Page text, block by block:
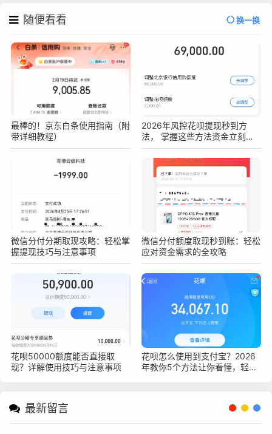
随便看看 换一换
最棒的！京东白条使用指南（附
带详细教程）
2026年风控花呗提现秒到方
法， 掌握这些方法资金立刻到
手
微信分付分期取现攻略：轻松掌
握提现技巧与注意事项
微信分付额度取现秒到账：轻松
应对资金需求的全攻略
花呗50000额度能否直接取
现？详解使用技巧与注意事项
花呗怎么使用到支付宝？2026
年教你5个方法让你看懂，轻松
最新留言